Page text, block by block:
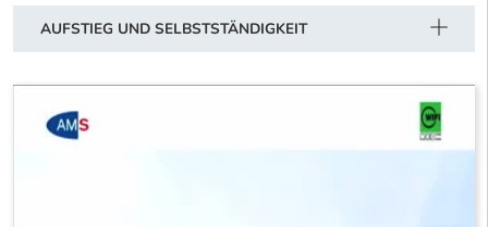
AUFSTIEG UND SELBSTSTÄNDIGKEIT